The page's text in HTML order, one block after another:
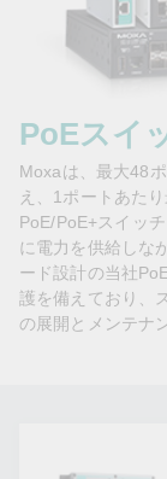
入方法
について
問い合わせ
ートナー・ゾーン
Moxa
PoEスイ
Moxaは、最大48
え、1ポートあた
PoE/PoE+スイッ
に電力を供給しな
ード設計の当社
護を備えており、
の展開とメンテナ